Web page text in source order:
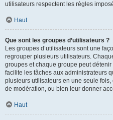
utilisateurs respectent les règles
Haut
Que sont les groupes d’utilisateurs ?
Les groupes d’utilisateurs sont une
regrouper plusieurs utilisateurs.
groupes et chaque groupe peut
facilite les tâches aux administrateurs
plusieurs utilisateurs en une seule
de modération, ou bien leur donner
Haut